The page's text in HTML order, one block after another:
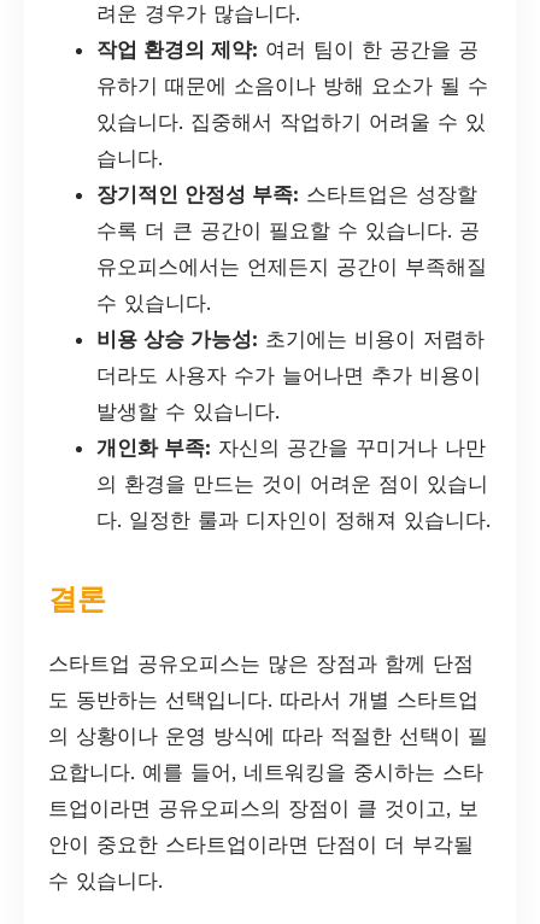
려운 경우가 많습니다.
작업 환경의 제약: 여러 팀이 한 공간을 공
유하기 때문에 소음이나 방해 요소가 될 수
있습니다. 집중해서 작업하기 어려울 수 있
습니다.
장기적인 안정성 부족: 스타트업은 성장할
수록 더 큰 공간이 필요할 수 있습니다. 공
유오피스에서는 언제든지 공간이 부족해질
수 있습니다.
비용 상승 가능성: 초기에는 비용이 저렴하
더라도 사용자 수가 늘어나면 추가 비용이
발생할 수 있습니다.
개인화 부족: 자신의 공간을 꾸미거나 나만
의 환경을 만드는 것이 어려운 점이 있습니
다. 일정한 룰과 디자인이 정해져 있습니다.
결론
스타트업 공유오피스는 많은 장점과 함께 단점
도 동반하는 선택입니다. 따라서 개별 스타트업
의 상황이나 운영 방식에 따라 적절한 선택이 필
요합니다. 예를 들어, 네트워킹을 중시하는 스타
트업이라면 공유오피스의 장점이 클 것이고, 보
안이 중요한 스타트업이라면 단점이 더 부각될
수 있습니다.